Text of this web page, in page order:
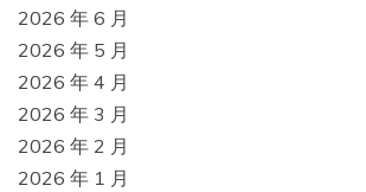
2026 年 6 月
2026 年 5 月
2026 年 4 月
2026 年 3 月
2026 年 2 月
2026 年 1 月